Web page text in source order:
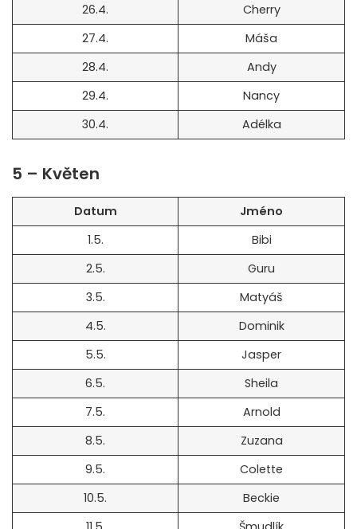
26.4.
Cherry
27.4.
Máša
28.4.
Andy
29.4.
Nancy
30.4.
Adélka
5 – Květen
Datum
Jméno
1.5.
Bibi
2.5.
Guru
3.5.
Matyáš
4.5.
Dominik
5.5.
Jasper
6.5.
Sheila
7.5.
Arnold
8.5.
Zuzana
9.5.
Colette
10.5.
Beckie